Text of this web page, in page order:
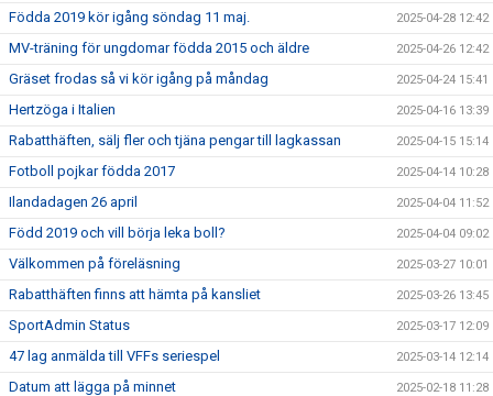
Födda 2019 kör igång söndag 11 maj. 2025-04-28 12:42
MV-träning för ungdomar födda 2015 och äldre 2025-04-26 12:42
Gräset frodas så vi kör igång på måndag 2025-04-24 15:41
Hertzöga i Italien 2025-04-16 13:39
Rabatthäften, sälj fler och tjäna pengar till lagkassan 2025-04-15 15:14
Fotboll pojkar födda 2017 2025-04-14 10:28
Ilandadagen 26 april 2025-04-04 11:52
Född 2019 och vill börja leka boll? 2025-04-04 09:02
Välkommen på föreläsning 2025-03-27 10:01
Rabatthäften finns att hämta på kansliet 2025-03-26 13:45
SportAdmin Status 2025-03-17 12:09
47 lag anmälda till VFFs seriespel 2025-03-14 12:14
Datum att lägga på minnet 2025-02-18 11:28